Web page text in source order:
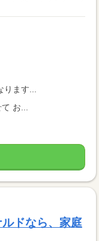
ます...
お...
ドなら、家庭